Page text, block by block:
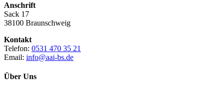
Anschrift
Sack 17
38100 Braunschweig
Kontakt
Telefon: 0531 470 35 21
Email: info@aai-bs.de
Über Uns